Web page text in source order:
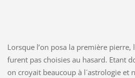
Lorsque l’on posa la première pierre,
furent pas choisies au hasard. Etant
on croyait beaucoup à l´astrologie et